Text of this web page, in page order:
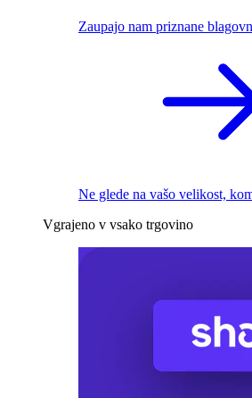
Zaupajo nam priznane
Ne glede na vašo velikost,
Vgrajeno v vsako trgovino